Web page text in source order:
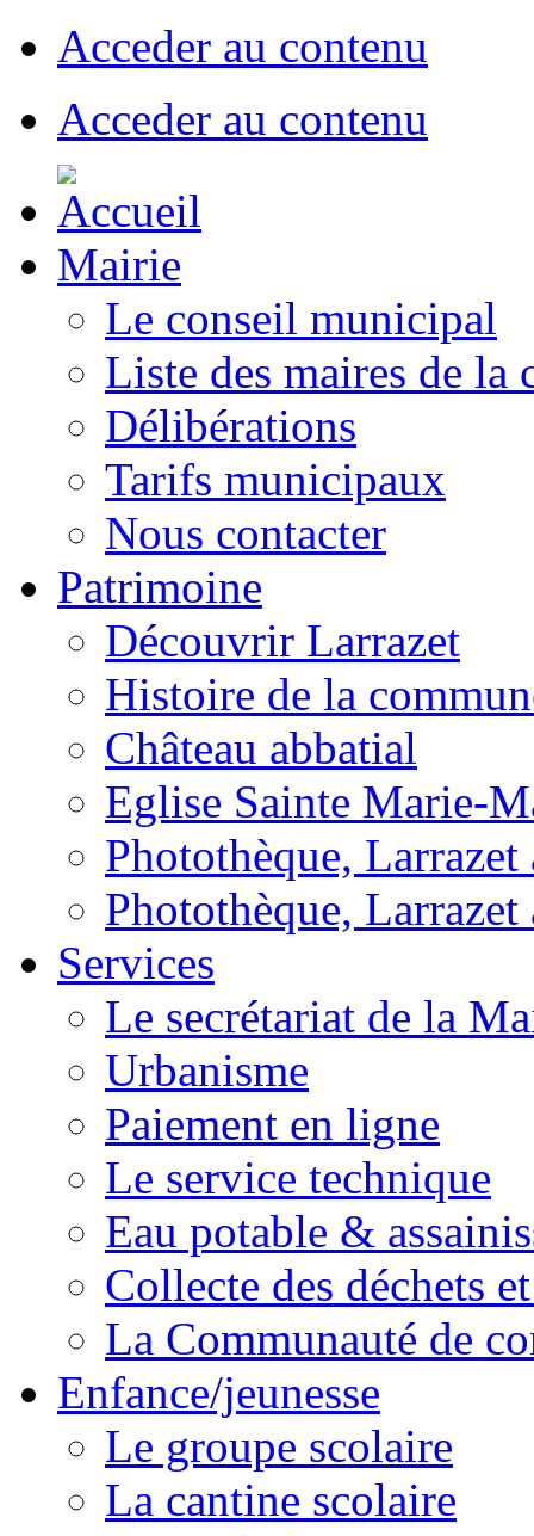
Acceder au contenu
Acceder au contenu
Mairie
Le conseil municipal
Liste des maires de la
Délibérations
Tarifs municipaux
Nous contacter
Patrimoine
Découvrir Larrazet
Histoire de la
Château abbatial
Eglise Sainte Marie-
Photothèque,
Photothèque,
Services
Le secrétariat de la
Urbanisme
Paiement en ligne
Le service technique
Eau potable &
Collecte des déchets
La Communauté de
Enfance/jeunesse
Le groupe scolaire
La cantine scolaire